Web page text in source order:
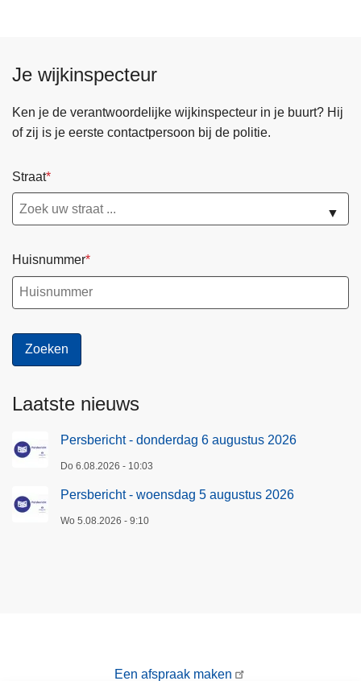
Je wijkinspecteur
Ken je de verantwoordelijke wijkinspecteur in je buurt? Hij
of zij is je eerste contactpersoon bij de politie.
Straat
▼
Huisnummer
Laatste nieuws
Persbericht - donderdag 6 augustus 2026
Do 6.08.2026 - 10:03
Persbericht - woensdag 5 augustus 2026
Wo 5.08.2026 - 9:10
Een afspraak maken